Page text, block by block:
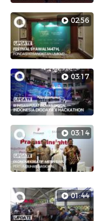
02:56
03:17
03:14
01:44